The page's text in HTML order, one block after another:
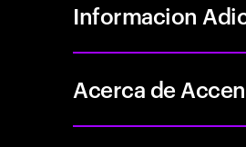
Informacion
Acerca de